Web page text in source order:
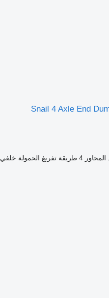
Snail 4 Axle End
المحاور 4 طريقة تفريغ الحمولة خلفي